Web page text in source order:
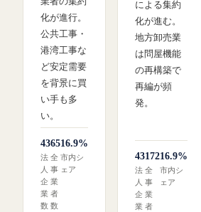
化が進行。
公共工事・
港湾工事な
ど安定需要
を背景に買
い手も多
い。
43
法
人
企
業
数
65
全
事
業
者
数
16.9%
市内シ
ェア
による集約
化が進む。
地方卸売業
は問屋機能
の再構築で
再編が頻
発。
43
法
人
企
業
172
全
事
業
者
16.9%
市内シ
ェア